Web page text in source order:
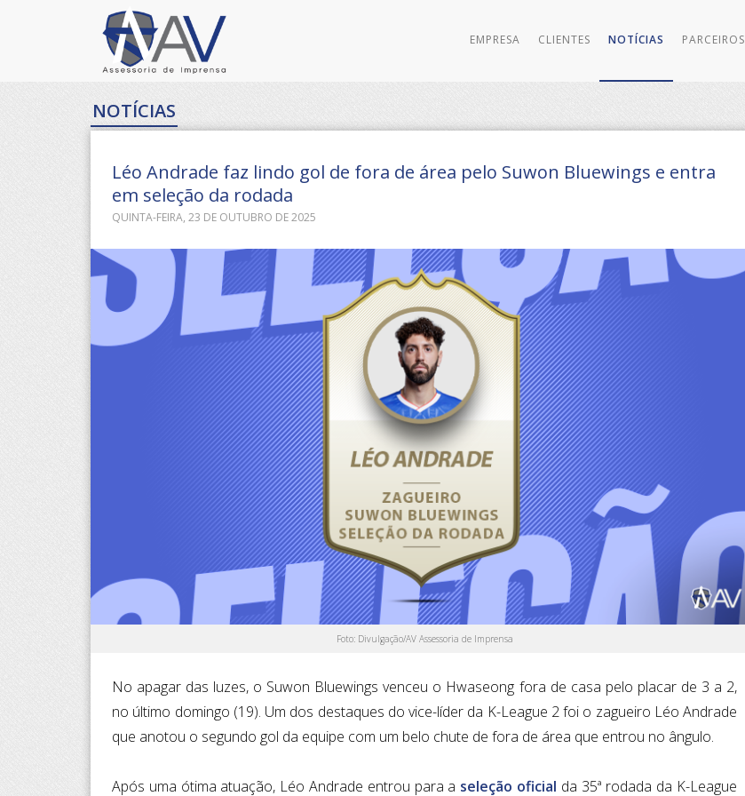
EMPRESA CLIENTES NOTÍCIAS PARCEIROS
NOTÍCIAS
Léo Andrade faz lindo gol de fora de área pelo Suwon Bluewings e entra
em seleção da rodada
QUINTA-FEIRA, 23 DE OUTUBRO DE 2025
Foto: Divulgação/AV Assessoria de Imprensa
No apagar das luzes, o Suwon Bluewings venceu o Hwaseong fora de casa pelo placar de 3 a 2,
no último domingo (19). Um dos destaques do vice-líder da K-League 2 foi o zagueiro Léo Andrade
que anotou o segundo gol da equipe com um belo chute de fora de área que entrou no ângulo.
Após uma ótima atuação, Léo Andrade entrou para a seleção oficial da 35ª rodada da K-League